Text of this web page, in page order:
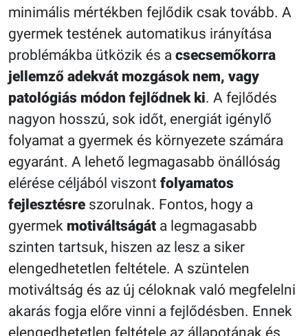
minimális mértékben fejlődik csak tovább. A
gyermek testének automatikus irányítása
problémákba ütközik és a csecsemőkorra
jellemző adekvát mozgások nem, vagy
patológiás módon fejlődnek ki. A fejlődés
nagyon hosszú, sok időt, energiát igénylő
folyamat a gyermek és környezete számára
egyaránt. A lehető legmagasabb önállóság
elérése céljából viszont folyamatos
fejlesztésre szorulnak. Fontos, hogy a
gyermek motiváltságát a legmagasabb
szinten tartsuk, hiszen az lesz a siker
elengedhetetlen feltétele. A szüntelen
motiváltság és az új céloknak való megfelelni
akarás fogja előre vinni a fejlődésben. Ennek
elengedhetetlen feltétele az állapotának és